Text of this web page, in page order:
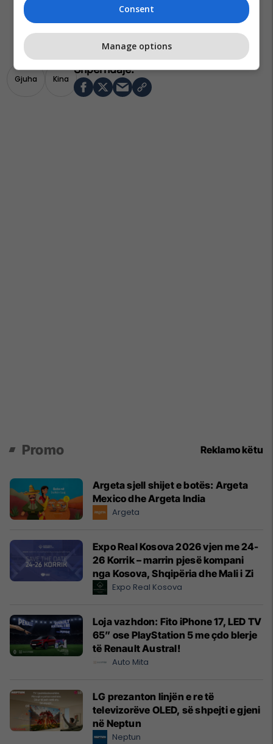
Gjuha Kina
Promo Reklamo këtu
Argeta sjell shijet e botës: Argeta
Mexico dhe Argeta India
Argeta
Expo Real Kosova 2026 vjen me 24-
26 Korrik – marrin pjesë kompani
nga Kosova, Shqipëria dhe Mali i Zi
Expo Real Kosova
Loja vazhdon: Fito iPhone 17, LED TV
65” ose PlayStation 5 me çdo blerje
të Renault Austral!
Auto Mita
LG prezanton linjën e re të
televizorëve OLED, së shpejti e gjeni
në Neptun
Neptun
Consent
Manage options